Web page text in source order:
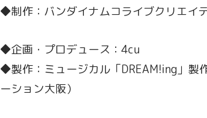
◆制作：バンダイナムコライブクリエイ
◆企画・プロデュース：4cu
◆製作：ミュージカル「DREAM!ing」
ーション大阪）